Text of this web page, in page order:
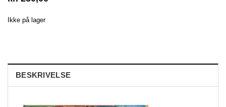
Ikke på lager
BESKRIVELSE